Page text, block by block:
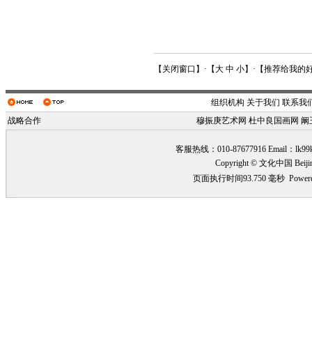
【 关闭窗口 】·【大 中 小】·【推荐给我的
组织机构 关于我们 联系我
战略合作
穆振庚艺术网 杜中良国画网 阚
客服热线：010-87677916 Email：
Copyright © 文化中国
页面执行时间93.750 毫秒